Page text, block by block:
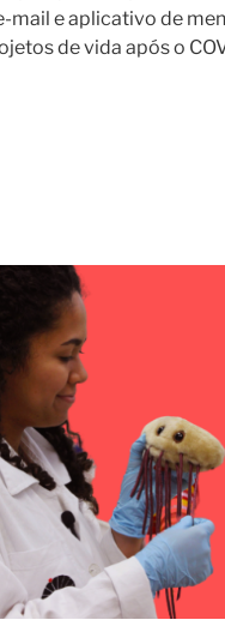
e aplicativo de
de vida após o